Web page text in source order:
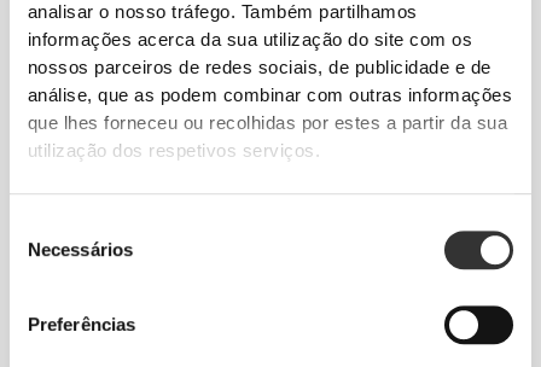
analisar o nosso tráfego. Também partilhamos
informações acerca da sua utilização do site com os
nossos parceiros de redes sociais, de publicidade e de
análise, que as podem combinar com outras informações
que lhes forneceu ou recolhidas por estes a partir da sua
utilização dos respetivos serviços.
Necessários
Preferências
Este artigo
Justo